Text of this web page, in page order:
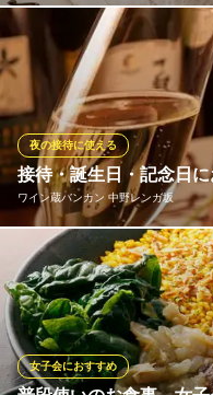
東京都中野区本町2-29-13 パラ
大切な方へサプライズで特
日・記念日のお客様へデザ
す。お祝いのメッセージも
せ下さい！
Maison de MURA（メ
【中野北口・居酒屋】
ＪＲ中央線中野駅 徒歩2分
東京都中野区中野5-65-6 4F
接待・誕生日・記念日
ワイン蔵バンカン 中野レンガ坂
夜の接待に使える
主役を華やかにお祝い★嬉
祝いをするのに相応しいメ
しております。乾杯はスパ
へ、お世話になったあの方
出をサポートします。
※こちらは夜のみのこだわりです。
女子会におすすめ